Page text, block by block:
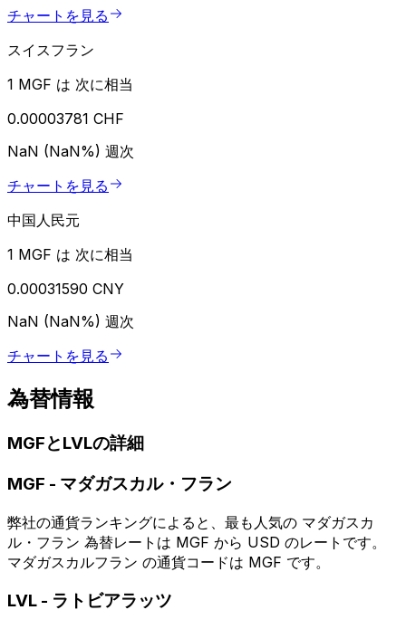
チャートを見る
スイスフラン
1 MGF は 次に相当
0.00003781 CHF
NaN (NaN%) 週次
チャートを見る
中国人民元
1 MGF は 次に相当
0.00031590 CNY
NaN (NaN%) 週次
チャートを見る
為替情報
MGFとLVLの詳細
MGF - マダガスカル・フラン
弊社の通貨ランキングによると、最も人気の マダガスカ
ル・フラン 為替レートは MGF から USD のレートです。
マダガスカルフラン の通貨コードは MGF です。
LVL - ラトビアラッツ